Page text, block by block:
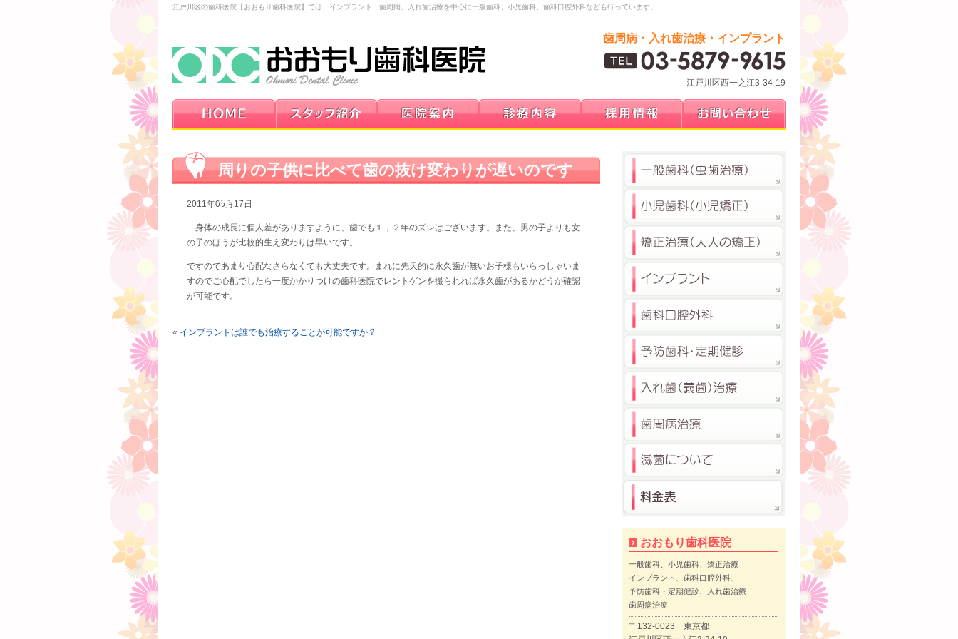
江戸川区の歯科医院【おおもり歯科医院】では、インプラント、歯周病、入れ歯治療を中心に一般歯科、小児歯科、歯科口腔外科なども行っています。
歯周病・入れ歯治療・インプラント
江戸川区西一之江3-34-19
周りの子供に比べて歯の抜け変わりが遅いのです
が？
2011年05月17日
身体の成長に個人差がありますように、歯でも１，２年のズレはございます。また、男の子よりも女
の子のほうが比較的生え変わりは早いです。
ですのであまり心配なさらなくても大丈夫です。まれに先天的に永久歯が無いお子様もいらっしゃいま
すのでご心配でしたら一度かかりつけの歯科医院でレントゲンを撮られれば永久歯があるかどうか確認
が可能です。
« インプラントは誰でも治療することが可能ですか？
おおもり歯科医院
一般歯科、小児歯科、矯正治療
インプラント、歯科口腔外科、
予防歯科・定期健診、入れ歯治療
歯周病治療
〒132-0023 東京都